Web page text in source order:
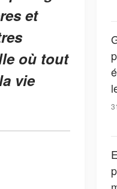
et
où tout
vie